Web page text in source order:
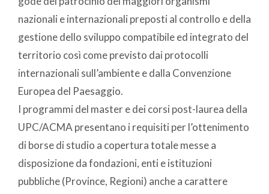
nazionali e internazionali preposti al controllo e della
gestione dello sviluppo compatibile ed integrato del
territorio così come previsto dai protocolli
internazionali sull’ambiente e dalla Convenzione
Europea del Paesaggio.
I programmi del master e dei corsi post-laurea della
UPC/ACMA presentano i requisiti per l’ottenimento
di borse di studio a copertura totale messe a
disposizione da fondazioni, enti e istituzioni
pubbliche (Province, Regioni) anche a carattere